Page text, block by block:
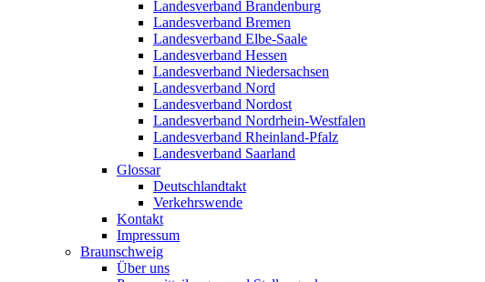
Landesverband Brandenburg
Landesverband Bremen
Landesverband Elbe-Saale
Landesverband Hessen
Landesverband Niedersachsen
Landesverband Nord
Landesverband Nordost
Landesverband Nordrhein-Westfalen
Landesverband Rheinland-Pfalz
Landesverband Saarland
Glossar
Deutschlandtakt
Verkehrswende
Kontakt
Impressum
Braunschweig
Über uns